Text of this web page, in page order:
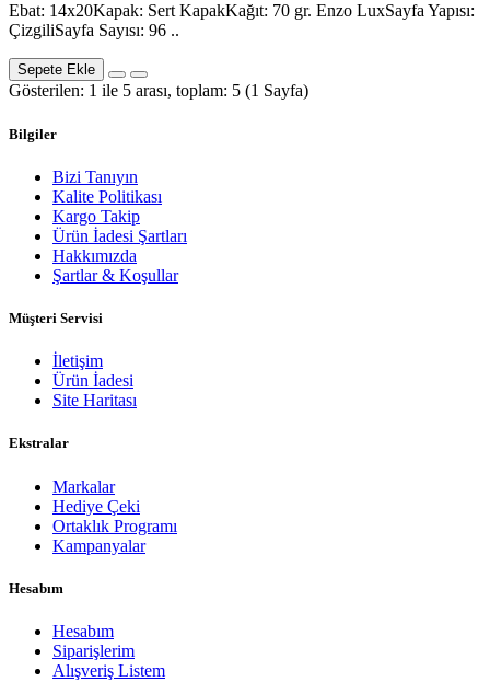
Ebat: 14x20Kapak: Sert KapakKağıt: 70 gr. Enzo LuxSayfa Yapısı:
ÇizgiliSayfa Sayısı: 96 ..
Sepete Ekle
Gösterilen: 1 ile 5 arası, toplam: 5 (1 Sayfa)
Bilgiler
Bizi Tanıyın
Kalite Politikası
Kargo Takip
Ürün İadesi Şartları
Hakkımızda
Şartlar & Koşullar
Müşteri Servisi
İletişim
Ürün İadesi
Site Haritası
Ekstralar
Markalar
Hediye Çeki
Ortaklık Programı
Kampanyalar
Hesabım
Hesabım
Siparişlerim
Alışveriş Listem